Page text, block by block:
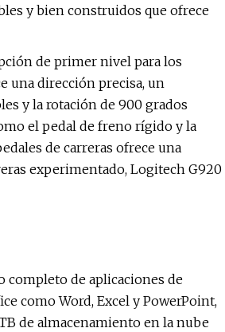
y bien construidos que ofrece
de primer nivel para los
una dirección precisa, un
y la rotación de 900 grados
el pedal de freno rígido y la
de carreras ofrece una
experimentado, Logitech G920
completo de aplicaciones de
como Word, Excel y PowerPoint,
de almacenamiento en la nube